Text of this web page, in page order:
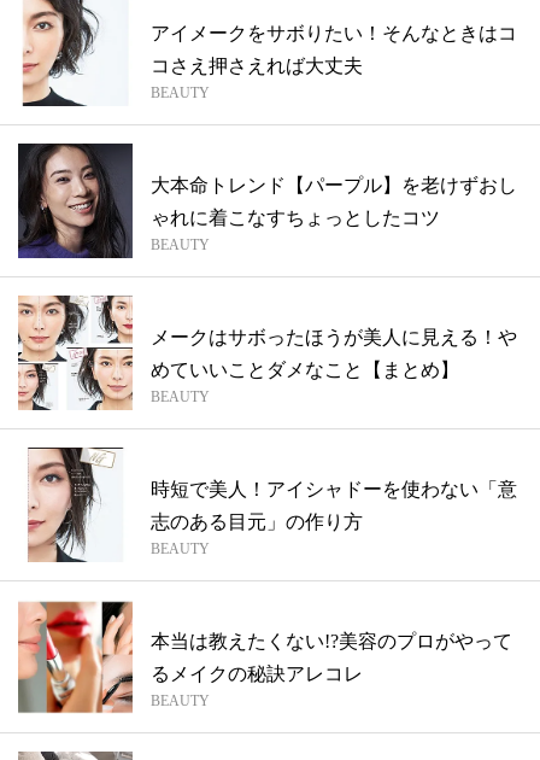
アイメークをサボりたい！そんなときはコ
コさえ押さえれば大丈夫
BEAUTY
大本命トレンド【パープル】を老けずおし
ゃれに着こなすちょっとしたコツ
BEAUTY
メークはサボったほうが美人に見える！や
めていいことダメなこと【まとめ】
BEAUTY
時短で美人！アイシャドーを使わない「意
志のある目元」の作り方
BEAUTY
本当は教えたくない!?美容のプロがやって
るメイクの秘訣アレコレ
BEAUTY